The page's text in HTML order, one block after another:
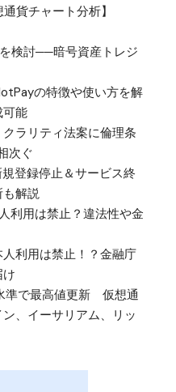
貨チャート分析】
検討──暗号資産トレジ
の特徴や使い方を解
可能
クラリティ法案に倫理条
次ぐ
登録停止＆サービス終
解説
利用は禁止？違法性や金
利用は禁止！？金融庁
準で最高値更新 仮想通
、イーサリアム、リッ